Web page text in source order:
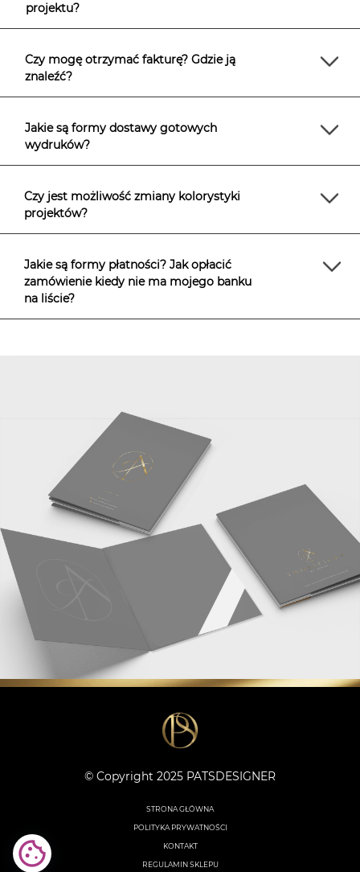
projektu?
Czy mogę otrzymać fakturę? Gdzie ją
znaleźć?
Jakie są formy dostawy gotowych
wydruków?
Czy jest możliwość zmiany kolorystyki
projektów?
Jakie są formy płatności? Jak opłacić
zamówienie kiedy nie ma mojego banku
na liście?
© Copyright 2025 PATSDESIGNER
STRONA GŁÓWNA
POLITYKA PRYWATNOŚCI
KONTAKT
REGULAMIN SKLEPU